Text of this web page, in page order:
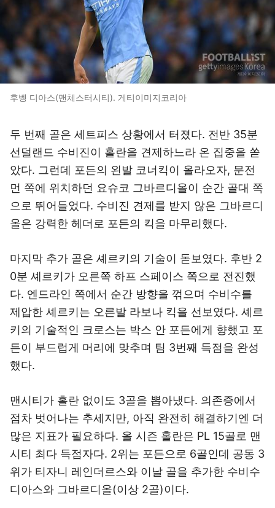
후벵 디아스(맨체스터시티). 게티이미지코리아
두 번째 골은 세트피스 상황에서 터졌다. 전반 35분
선덜랜드 수비진이 홀란을 견제하느라 온 집중을 쏟
았다. 그런데 포든의 왼발 코너킥이 올라오자, 문전
먼 쪽에 위치하던 요슈코 그바르디올이 순간 골대 쪽
으로 뛰어들었다. 수비진 견제를 받지 않은 그바르디
올은 강력한 헤더로 포든의 킥을 마무리했다.
마지막 추가 골은 셰르키의 기술이 돋보였다. 후반 2
0분 셰르키가 오른쪽 하프 스페이스 쪽으로 전진했
다. 엔드라인 쪽에서 순간 방향을 꺾으며 수비수를
제압한 셰르키는 오른발 라보나 킥을 선보였다. 셰르
키의 기술적인 크로스는 박스 안 포든에게 향했고 포
든이 부드럽게 머리에 맞추며 팀 3번째 득점을 완성
했다.
맨시티가 홀란 없이도 3골을 뽑아냈다. 의존증에서
점차 벗어나는 추세지만, 아직 완전히 해결하기엔 더
많은 지표가 필요하다. 올 시즌 홀란은 PL 15골로 맨
시티 최다 득점자다. 2위는 포든으로 6골인데 공동 3
위가 티자니 레인더르스와 이날 골을 추가한 수비수
디아스와 그바르디올(이상 2골)이다.